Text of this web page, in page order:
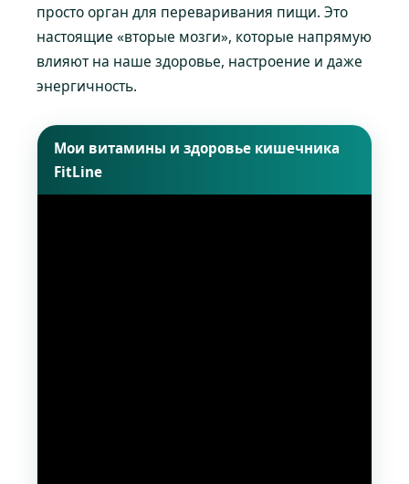
просто орган для переваривания пищи. Это
настоящие «вторые мозги», которые напрямую
влияют на наше здоровье, настроение и даже
энергичность.
Мои витамины и здоровье кишечника
FitLine